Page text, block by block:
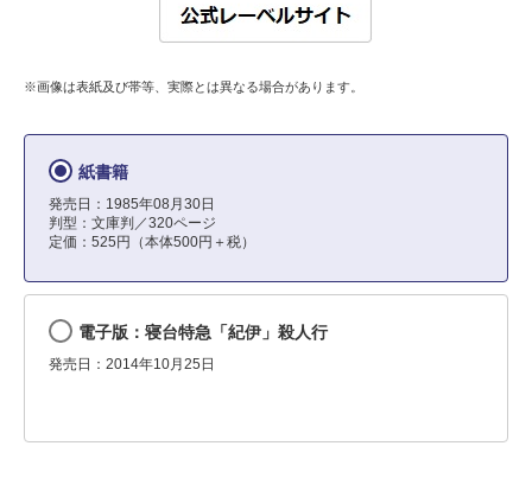
※画像は表紙及び帯等、実際とは異なる場合があります。
紙書籍
発売日：1985年08月30日
判型：文庫判／320ページ
定価：525円（本体500円＋税）
電子版：寝台特急「紀伊」殺人行
発売日：2014年10月25日